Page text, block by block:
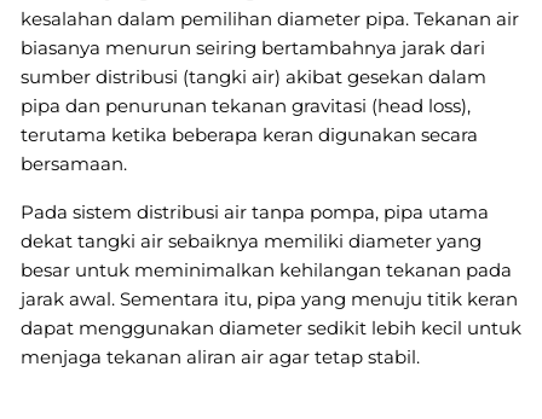
kesalahan dalam pemilihan diameter pipa. Tekanan air
biasanya menurun seiring bertambahnya jarak dari
sumber distribusi (tangki air) akibat gesekan dalam
pipa dan penurunan tekanan gravitasi (head loss),
terutama ketika beberapa keran digunakan secara
bersamaan.
Pada sistem distribusi air tanpa pompa, pipa utama
dekat tangki air sebaiknya memiliki diameter yang
besar untuk meminimalkan kehilangan tekanan pada
jarak awal. Sementara itu, pipa yang menuju titik keran
dapat menggunakan diameter sedikit lebih kecil untuk
menjaga tekanan aliran air agar tetap stabil.